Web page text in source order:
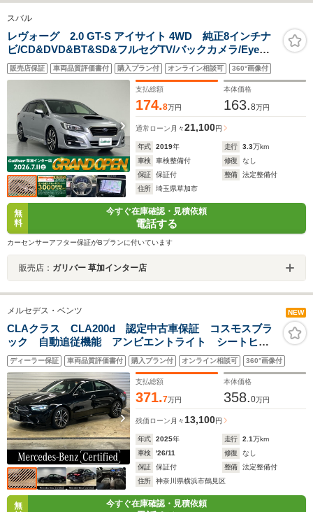
スバル
レヴォーグ 2.0 GT-S アイサイト 4WD 純正8インチナ
ビ/CD&DVD&BT&SD&フルセグTV/バックカメラ/Eye
Sight/プリクラッシュブレーキ/ツーリングアシスト/全車
速追従機能付クルーズコントロール/アクティブレーンキ
販売店保証 車両品質評価書付 購入プラン付 オンライン相談可 360°画像付
支払総額
174.8万円
本体価格
163.8万円
通常ローン 月々21,100円
年式 2019年 走行 3.3万km
車検
車検整備付 修復
なし
保証
保証付 整備
法定整備付
住所
埼玉県草加市
無
料
今すぐ在庫確認・見積依頼
電話する
カーセンサーアフター保証がBプランに付いています
販売店： ガリバー 草加インター店
メルセデス・ベンツ NEW
CLAクラス CLA200d 認定中古車保証 コスモスブラ
ック 自動追従機能 アンビエントライト シートヒー
ター 電動パワーシート 純正ドライブレコーダー ワ
イヤレスチャージャー MBUX ETC 純正ナビ バッ
クカメラ
ディーラー保証 車両品質評価書付 購入プラン付 オンライン相談可 360°画像付
支払総額
371.7万円
本体価格
358.0万円
残価ローン 月々13,100円
年式 2025年 走行 2.1万km
車検
'26/11 修復
なし
保証
保証付 整備
法定整備付
住所
神奈川県横浜市鶴見区
無
今すぐ在庫確認・見積依頼